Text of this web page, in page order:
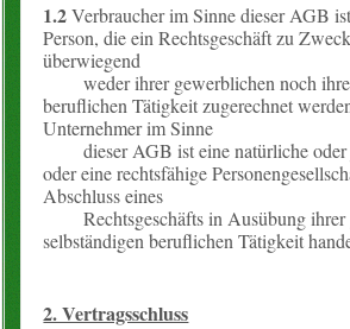
1.2Verbraucher im Sinne dieser AGB
Person, die ein Rechtsgeschäft zu
überwiegend
weder ihrer gewerblichen noch
beruflichen Tätigkeit zugerechnet
Unternehmer im Sinne
dieser AGB ist eine natürliche oder
oder eine rechtsfähige
Abschluss eines
Rechtsgeschäfts in Ausübung ihrer
selbständigen beruflichen Tätigkeit
2. Vertragsschluss